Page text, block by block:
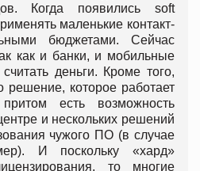
Когда появились soft
маленькие контакт-
бюджетами. Сейчас
как и банки, и мобильные
деньги. Кроме того,
решение, которое работает
есть возможность
и нескольких решений
чужого ПО (в случае
И поскольку «хард»
то многие